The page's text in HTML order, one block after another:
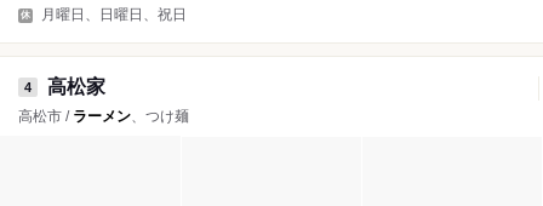
月曜日、日曜日、祝日
4 高松家
高松市 / ラーメン、つけ麺